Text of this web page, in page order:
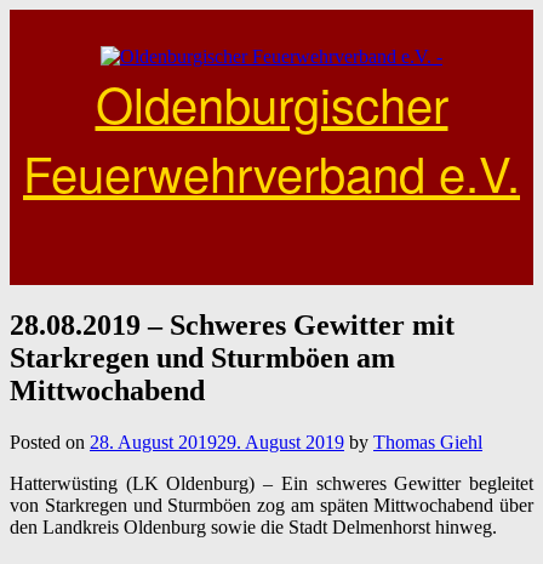
Oldenburgischer
Feuerwehrverband e.V.
28.08.2019 – Schweres Gewitter mit
Starkregen und Sturmböen am
Mittwochabend
Posted on 28. August 201929. August 2019 by Thomas Giehl
Hatterwüsting (LK Oldenburg) – Ein schweres Gewitter begleitet
von Starkregen und Sturmböen zog am späten Mittwochabend über
den Landkreis Oldenburg sowie die Stadt Delmenhorst hinweg.